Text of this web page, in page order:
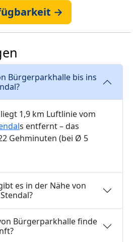
→
Bürgerparkhalle bis ins
1,9 km Luftlinie vom
s entfernt – das
Gehminuten (bei Ø 5
es in der Nähe von
Bürgerparkhalle finde